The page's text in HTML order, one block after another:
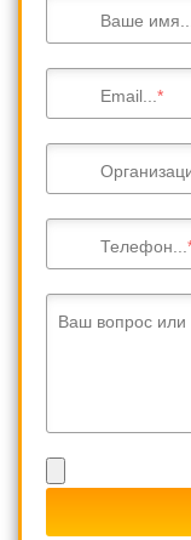
Ваше имя...
Email...
Телефон...
Ваш вопрос или